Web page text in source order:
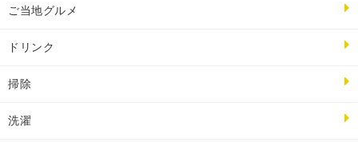
ご当地グルメ
ドリンク
掃除
洗濯